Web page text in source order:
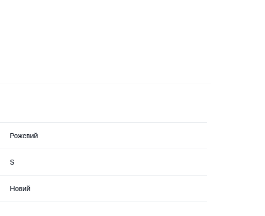
Рожевий
S
Новий